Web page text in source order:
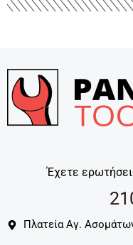
Έχετε
Πλατεία Αγ.